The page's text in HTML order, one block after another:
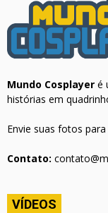
Mundo Cosplayer é
histórias em
Envie suas fotos
Contato:
VÍDEOS